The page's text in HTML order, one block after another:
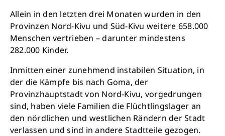
Allein in den letzten drei Monaten wurden in den
Provinzen Nord-Kivu und Süd-Kivu weitere 658.000
Menschen vertrieben – darunter mindestens
282.000 Kinder.
Inmitten einer zunehmend instabilen Situation, in
der die Kämpfe bis nach Goma, der
Provinzhauptstadt von Nord-Kivu, vorgedrungen
sind, haben viele Familien die Flüchtlingslager an
den nördlichen und westlichen Rändern der Stadt
verlassen und sind in andere Stadtteile gezogen.
Schließen